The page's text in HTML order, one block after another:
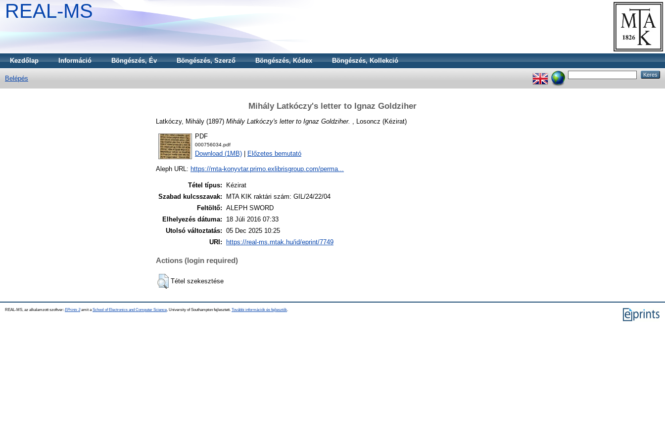
REAL-MS
Kezdőlap Információ Böngészés, Év Böngészés, Szerző Böngészés, Kódex Böngészés, Kollekció
Belépés
Mihály Latkóczy's letter to Ignaz Goldziher
Latkóczy, Mihály (1897) Mihály Latkóczy's letter to Ignaz Goldziher. , Losoncz (Kézirat)
PDF
000756034.pdf
Download (1MB) Előzetes bemutató
Aleph URL: https://mta-konyvtar.primo.exlibrisgroup.com/perma...
Tétel típus:
Kézirat
Szabad kulcsszavak:
MTA KIK raktári szám: GIL/24/22/04
Feltöltő: ALEPH SWORD
Elhelyezés dátuma:
18 Júli 2016 07:33
Utolsó változtatás: 05 Dec 2025 10:25
URI:
https://real-ms.mtak.hu/id/eprint/7749
Actions (login required)
Tétel szekesztése
REAL-MS, az alkalamzott szoftver: EPrints 3amit a School of Electronics and Computer Science , University of Southampton fejlesztett. További információk és fejlesztők